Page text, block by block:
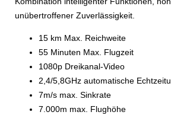
unübertroffener Zuverlässigkeit.
15 km Max. Reichweite
55 Minuten Max. Flugzeit
1080p Dreikanal-Video
2,4/5,8GHz automatische
7m/s max. Sinkrate
7.000m max. Flughöhe